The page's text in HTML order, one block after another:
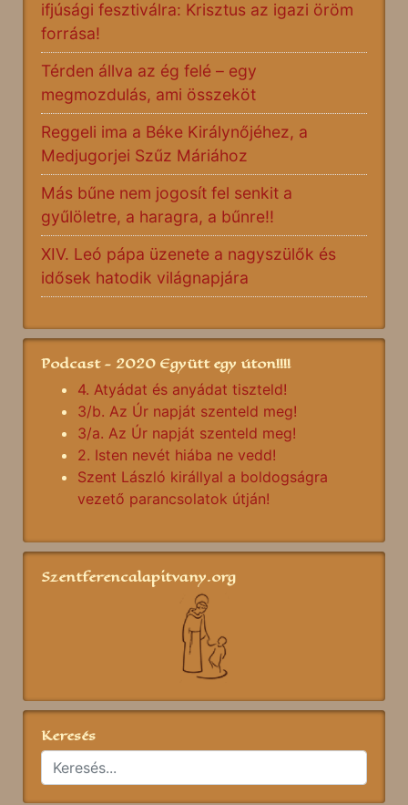
ifjúsági fesztiválra: Krisztus az igazi öröm
forrása!
Térden állva az ég felé – egy
megmozdulás, ami összeköt
Reggeli ima a Béke Királynőjéhez, a
Medjugorjei Szűz Máriához
Más bűne nem jogosít fel senkit a
gyűlöletre, a haragra, a bűnre!!
XIV. Leó pápa üzenete a nagyszülők és
idősek hatodik világnapjára
Podcast - 2020 Együtt egy úton!!!!
4. Atyádat és anyádat tiszteld!
3/b. Az Úr napját szenteld meg!
3/a. Az Úr napját szenteld meg!
2. Isten nevét hiába ne vedd!
Szent László királlyal a boldogságra
vezető parancsolatok útján!
Szentferencalapitvany.org
Keresés